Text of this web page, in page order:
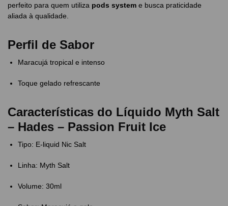
perfeito para quem utiliza pods system e busca praticidade
aliada à qualidade.
Perfil de Sabor
Maracujá tropical e intenso
Toque gelado refrescante
Características do Líquido Myth Salt
– Hades – Passion Fruit Ice
Tipo: E-liquid Nic Salt
Linha: Myth Salt
Volume: 30ml